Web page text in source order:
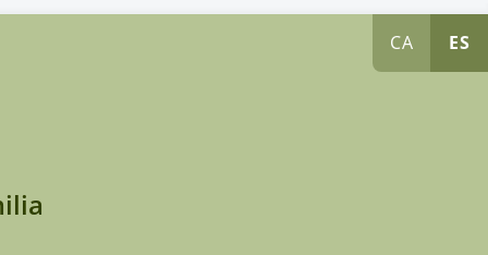
CA ES